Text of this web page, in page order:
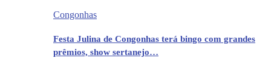
Congonhas
Festa Julina de Congonhas terá bingo com grandes
prêmios, show sertanejo…